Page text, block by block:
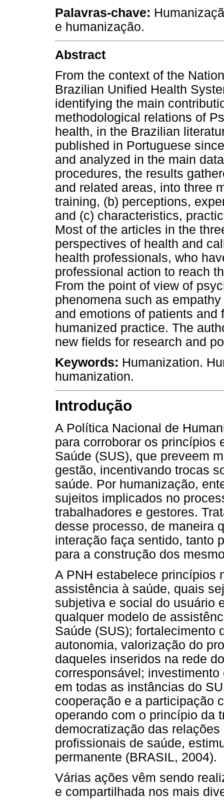
Palavras-chave:
e humanização.
Abstract
From the context of the
Brazilian Unified Health
identifying the main
methodological relations of
health, in the Brazilian
published in Portuguese
and analyzed in the main
procedures, the results
and related areas, into three
training, (b) perceptions,
and (c) characteristics,
Most of the articles in the
perspectives of health and
health professionals, who
professional action to reach
From the point of view of
phenomena such as
and emotions of patients
humanized practice. The
new fields for research and
Keywords: Humanization.
humanization.
Introdução
A Política Nacional de
para corroborar os princípios
Saúde (SUS), que preveem
gestão, incentivando trocas
saúde. Por humanização,
sujeitos implicados no
trabalhadores e gestores.
desse processo, de maneira
interação faça sentido, tanto
para a construção dos
A PNH estabelece princípios
assistência à saúde, quais
subjetiva e social do usuário
qualquer modelo de
Saúde (SUS); fortalecimento
autonomia, valorização do
daqueles inseridos na rede
corresponsável;
em todas as instâncias do
cooperação e a participação
operando com o princípio da
democratização das
profissionais de saúde,
permanente (BRASIL, 2004).
Várias ações vêm sendo
e compartilhada nos mais